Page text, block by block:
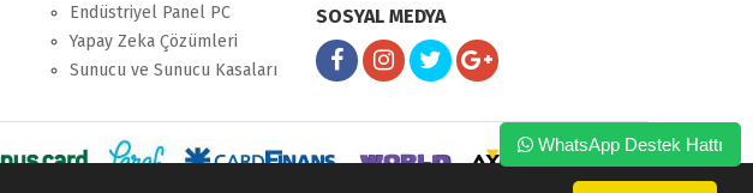
Endüstriyel Panel PC
Yapay Zeka Çözümleri
Sunucu ve Sunucu Kasaları
SOSYAL MEDYA
WhatsApp Destek Hattı